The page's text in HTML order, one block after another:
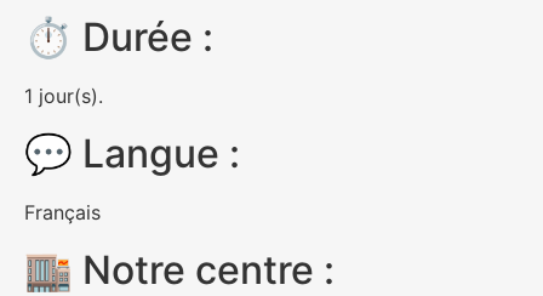
⏱ Durée :
1 jour(s).
💬 Langue :
Français
🏬 Notre centre :